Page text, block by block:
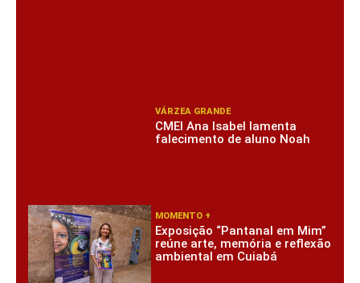
VÁRZEA GRANDE
CMEI Ana Isabel lamenta
falecimento de aluno Noah
MOMENTO +
Exposição “Pantanal em Mim”
reúne arte, memória e reflexão
ambiental em Cuiabá